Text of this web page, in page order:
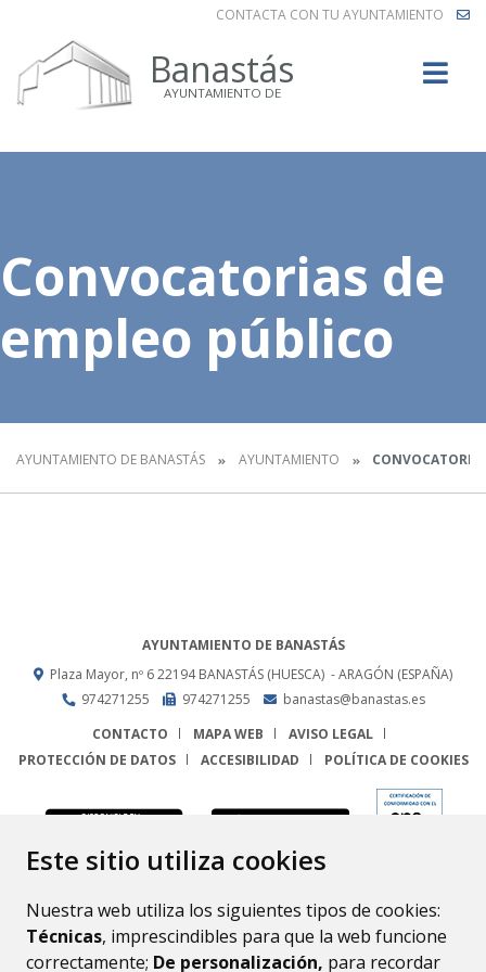
Este sitio utiliza cookies
Nuestra web utiliza los siguientes tipos de cookies:
Técnicas, imprescindibles para que la web funcione
correctamente; De personalización, para recordar
CONTACTA CON TU AYUNTAMIENTO
Banastás
AYUNTAMIENTO DE
Convocatorias de
empleo público
AYUNTAMIENTO DE BANASTÁS AYUNTAMIENTO
AYUNTAMIENTO DE BANASTÁS
Plaza Mayor, nº 622194 BANASTÁS (HUESCA) - ARAGÓN (ESPAÑA)
974271255
974271255
banastas@banastas.es
CONTACTO
MAPA WEB
AVISO LEGAL
PROTECCIÓN DE DATOS
ACCESIBILIDAD POLÍTICA DE COOKIES